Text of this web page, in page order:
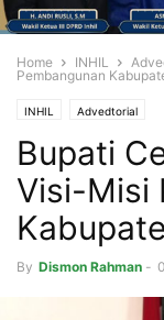
Home INHIL
Pembangunan
INHIL Advedtorial
Bupati
Visi-Misi
By Dismon Rahman -